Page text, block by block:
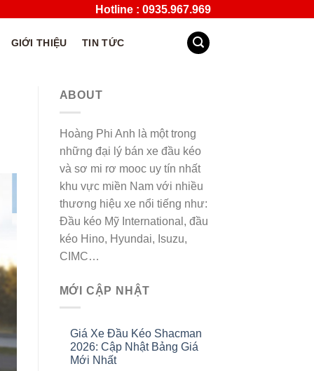
Hotline : 0935.967.969
GIỚI THIỆU TIN TỨC
ABOUT
Hoàng Phi Anh là một trong
những đại lý bán xe đầu kéo
và sơ mi rơ mooc uy tín nhất
khu vực miền Nam với nhiều
thương hiệu xe nổi tiếng như:
Đầu kéo Mỹ International, đầu
kéo Hino, Hyundai, Isuzu,
CIMC…
MỚI CẬP NHẬT
Giá Xe Đầu Kéo Shacman
2026: Cập Nhật Bảng Giá
Mới Nhất